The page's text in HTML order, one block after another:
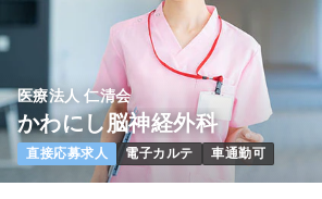
月給21万円以上可
気になる
医療法人 仁清会
かわにし脳神経外科
直接応募求人 電子カルテ 車通勤可